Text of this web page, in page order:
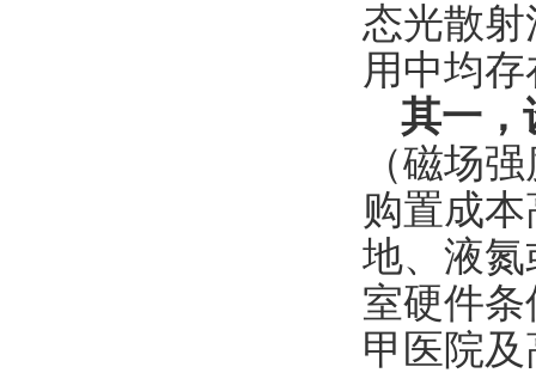
态光散
用中均
其一，
（磁场
购置成
地、液
室硬件
甲医院